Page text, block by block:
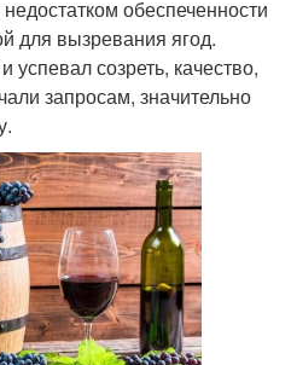
обеспеченности
для вызревания ягод.
созреть, качество,
запросам, значительно